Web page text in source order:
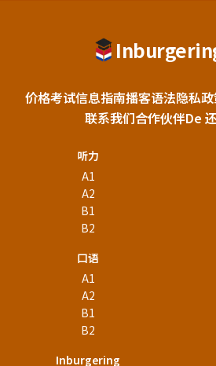
价格考试信息指南播客语法隐私
联系我们合作伙伴De
听力
A1
A2
B1
B2
口语
A1
A2
B1
B2
Inburgering